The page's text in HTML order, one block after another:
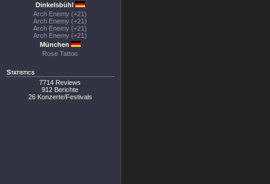
Dinkelsbühl
Arch Enemy (+21)
Arch Enemy (+21)
Arch Enemy (+21)
Arch Enemy (+21)
München
Rose Tattoo
Statistics
7714 Reviews
912 Berichte
26 Konzerte/Festivals